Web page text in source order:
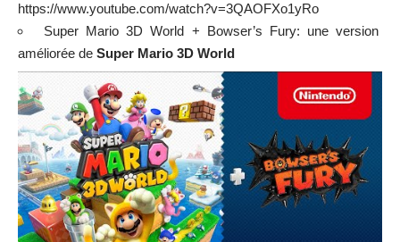
https://www.youtube.com/watch?v=3QAOFXo1yRo
Super Mario 3D World + Bowser’s Fury: une version
améliorée de Super Mario 3D World